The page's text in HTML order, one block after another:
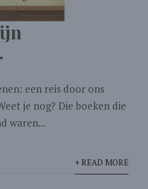
een reis door ons
je nog? Die boeken die
waren...
+ READ MORE